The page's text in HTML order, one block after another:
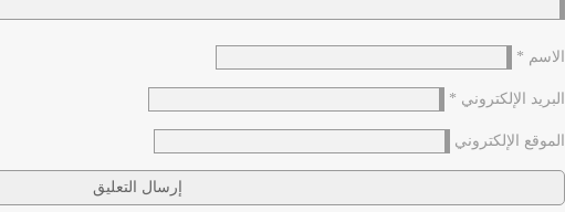
الاسم *
البريد الإلكتروني *
الموقع الإلكتروني